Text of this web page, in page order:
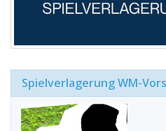
Spielverlagerung WM-